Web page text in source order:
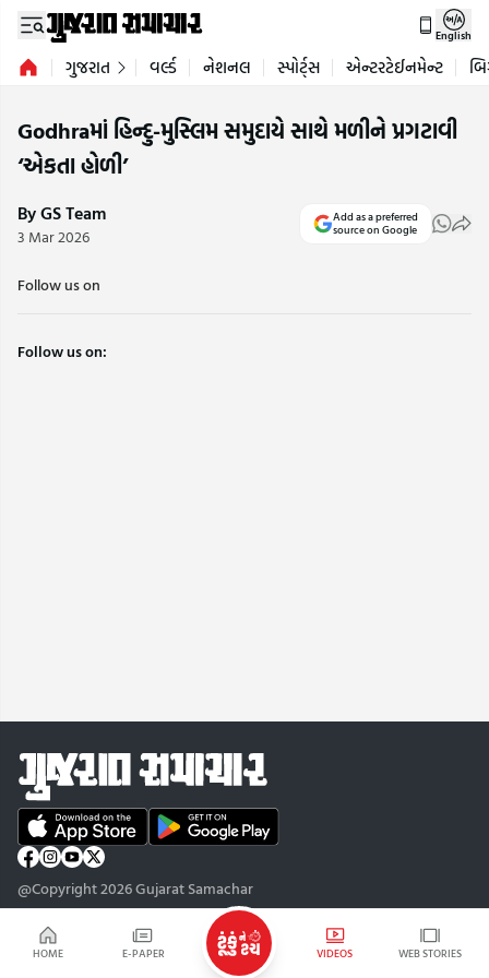
HOME E-PAPER VIDEOS WEB STORIES
English
ગુજરાત વર્લ્ડ નેશનલ સ્પોર્ટ્સ એન્ટરટેઈનમેન્ટ
Godhraમાં હિન્દુ-મુસ્લિમ સમુદાયે સાથે મળીને પ્રગટાવી
‘એકતા હોળી’
By GS Team
3 Mar 2026
Add as a preferred
source on Google
Follow us on
Follow us on:
@Copyright 2026 Gujarat Samachar